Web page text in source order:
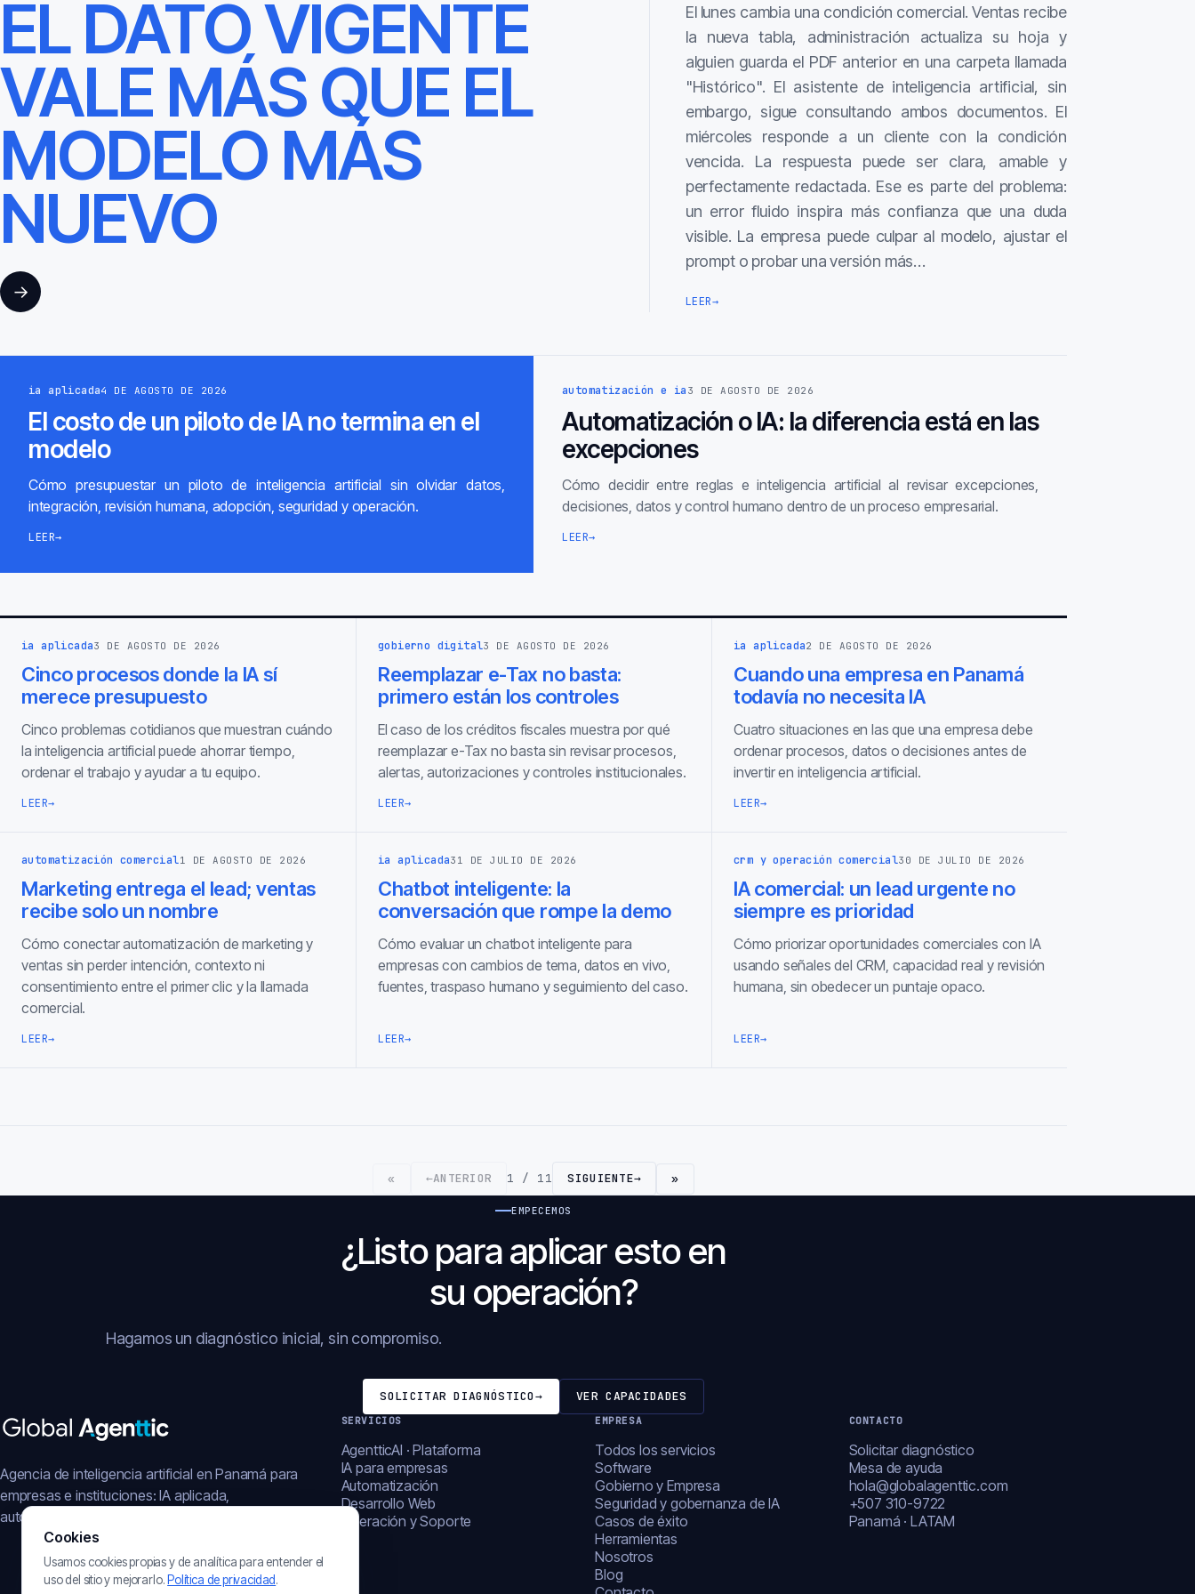
EL DATO VIGENTE
VALE MÁS QUE EL
MODELO MÁS
NUEVO
→
El lunes cambia una condición comercial. Ventas recibe
la nueva tabla, administración actualiza su hoja y
alguien guarda el PDF anterior en una carpeta llamada
"Histórico". El asistente de inteligencia artificial, sin
embargo, sigue consultando ambos documentos. El
miércoles responde a un cliente con la condición
vencida. La respuesta puede ser clara, amable y
perfectamente redactada. Ese es parte del problema:
un error fluido inspira más confianza que una duda
visible. La empresa puede culpar al modelo, ajustar el
prompt o probar una versión más…
LEER→
ia aplicada4 DE AGOSTO DE 2026
El costo de un piloto de IA no termina en el
modelo
Cómo presupuestar un piloto de inteligencia artificial sin olvidar datos,
integración, revisión humana, adopción, seguridad y operación.
LEER→
automatización e ia 3 DE AGOSTO DE 2026
Automatización o IA: la diferencia está en las
excepciones
Cómo decidir entre reglas e inteligencia artificial al revisar excepciones,
decisiones, datos y control humano dentro de un proceso empresarial.
LEER→
ia aplicada3 DE AGOSTO DE 2026
Cinco procesos donde la IA sí
merece presupuesto
Cinco problemas cotidianos que muestran cuándo
la inteligencia artificial puede ahorrar tiempo,
ordenar el trabajo y ayudar a tu equipo.
LEER→
gobierno digital3 DE AGOSTO DE 2026
Reemplazar e-Tax no basta:
primero están los controles
El caso de los créditos fiscales muestra por qué
reemplazar e-Tax no basta sin revisar procesos,
alertas, autorizaciones y controles institucionales.
LEER→
ia aplicada2 DE AGOSTO DE 2026
Cuando una empresa en Panamá
todavía no necesita IA
Cuatro situaciones en las que una empresa debe
ordenar procesos, datos o decisiones antes de
invertir en inteligencia artificial.
LEER→
automatización comercial1 DE AGOSTO DE 2026
Marketing entrega el lead; ventas
recibe solo un nombre
Cómo conectar automatización de marketing y
ventas sin perder intención, contexto ni
consentimiento entre el primer clic y la llamada
comercial.
LEER→
ia aplicada31 DE JULIO DE 2026
Chatbot inteligente: la
conversación que rompe la demo
Cómo evaluar un chatbot inteligente para
empresas con cambios de tema, datos en vivo,
fuentes, traspaso humano y seguimiento del caso.
LEER→
crm y operación comercial30 DE JULIO DE 2026
IA comercial: un lead urgente no
siempre es prioridad
Cómo priorizar oportunidades comerciales con IA
usando señales del CRM, capacidad real y revisión
humana, sin obedecer un puntaje opaco.
LEER→
« ←ANTERIOR 1 / 11 SIGUIENTE→ »
EMPECEMOS
¿Listo para aplicar esto en
su operación?
Hagamos un diagnóstico inicial, sin compromiso.
SOLICITAR DIAGNÓSTICO→ VER CAPACIDADES
Agencia de inteligencia artificial en Panamá para
empresas e instituciones: IA aplicada,
automatización, plataformas y operación digital.
SERVICIOS
AgentticAI · Plataforma
IA para empresas
Automatización
Desarrollo Web
Operación y Soporte
EMPRESA
Todos los servicios
Software
Gobierno y Empresa
Seguridad y gobernanza de IA
Casos de éxito
Herramientas
Nosotros
Blog
CONTACTO
Solicitar diagnóstico
Mesa de ayuda
hola@globalagenttic.com
+507 310-9722
Panamá · LATAM
Cookies
Usamos cookies propias y de analítica para entender el
uso del sitio y mejorarlo. Política de privacidad.